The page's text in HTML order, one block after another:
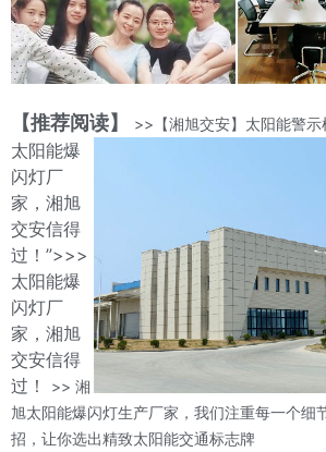
【推荐阅读】 >>【湘旭交安】太阳能警
太阳能爆
闪灯厂
家，湘旭
交安信得
过！”>>>
太阳能爆
闪灯厂
家，湘旭
交安信得
过！
>> 湘
旭太阳能爆闪灯生产厂家，我们注重每一个细
招，让你选出精致太阳能交通标志牌